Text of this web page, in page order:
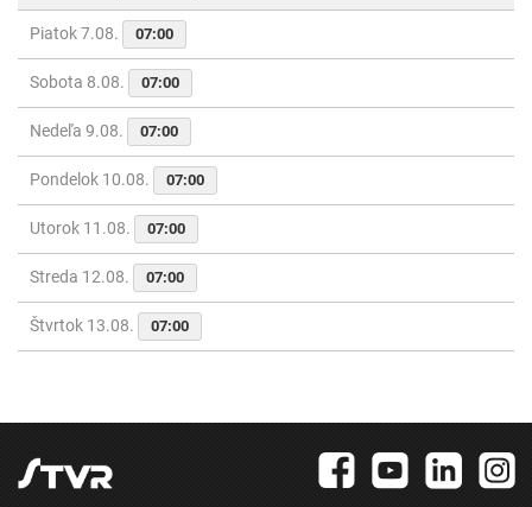
Piatok 7.08. 07:00
Sobota 8.08. 07:00
Nedeľa 9.08. 07:00
Pondelok 10.08. 07:00
Utorok 11.08. 07:00
Streda 12.08. 07:00
Štvrtok 13.08. 07:00